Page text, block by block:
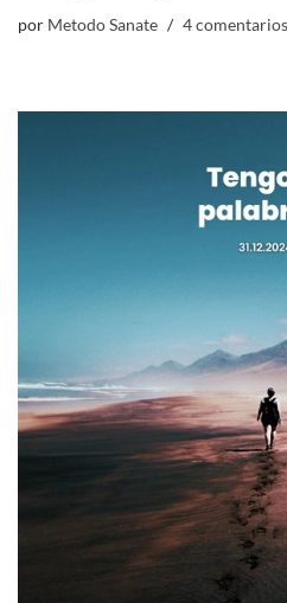
por Metodo Sanate 4 comentarios